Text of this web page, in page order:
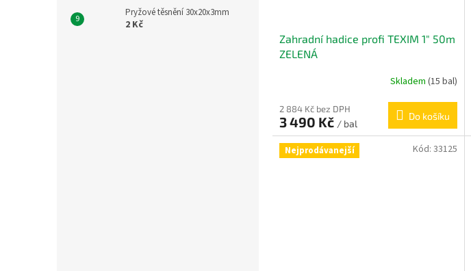
Pryžové těsnění 30x20x3mm
2 Kč
Zahradní hadice profi TEXIM 1" 50m
ZELENÁ
Skladem (15 bal)
2 884 Kč bez DPH
3 490 Kč / bal
Do košíku
Nejprodávanejší Kód: 33125